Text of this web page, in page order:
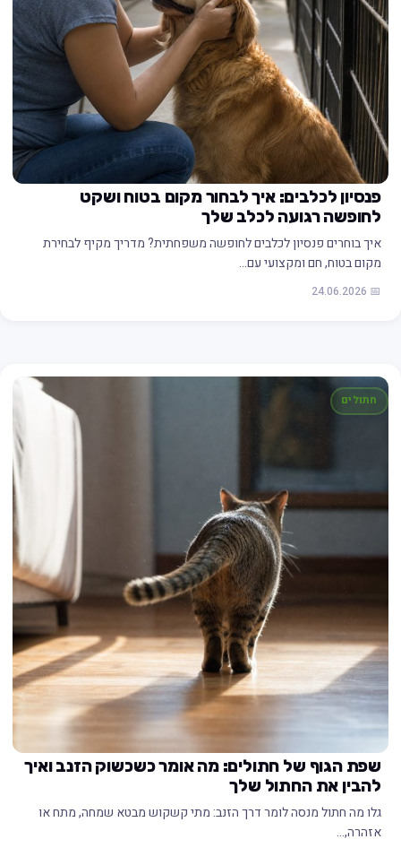
פנסיון לכלבים: איך לבחור מקום בטוח ושקט
לחופשה רגועה לכלב שלך
איך בוחרים פנסיון לכלבים לחופשה משפחתית? מדריך מקיף לבחירת
מקום בטוח, חם ומקצועי עם…
📅 24.06.2026
חתולים
שפת הגוף של חתולים: מה אומר כשכשוק הזנב ואיך
להבין את החתול שלך
גלו מה חתול מנסה לומר דרך הזנב: מתי קשקוש מבטא שמחה, מתח או
אזהרה,…